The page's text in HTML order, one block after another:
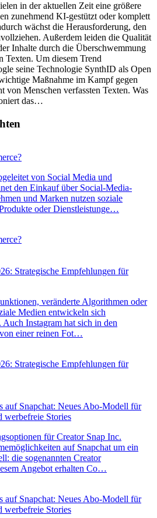
in der aktuellen Zeit eine größere
zunehmend KI-gestützt oder komplett
wächst die Herausforderung, den
Außerdem leiden die Qualität
Inhalte durch die Überschwemmung
Texten. Um diesem Trend
seine Technologie SynthID als Open
Maßnahme im Kampf gegen
von Menschen verfassten Texten. Was
das…
von Social Media und
den Einkauf über Social-Media-
und Marken nutzen soziale
oder Dienstleistunge…
Strategische Empfehlungen für
veränderte Algorithmen oder
Medien entwickeln sich
Instagram hat sich in den
einer reinen Fot…
Strategische Empfehlungen für
auf Snapchat: Neues Abo-Modell für
werbefreie Stories
für Creator Snap Inc.
auf Snapchat um ein
die sogenannten Creator
Angebot erhalten Co…
auf Snapchat: Neues Abo-Modell für
werbefreie Stories